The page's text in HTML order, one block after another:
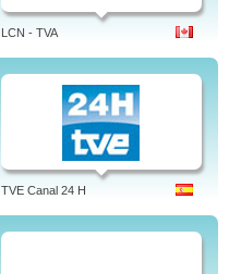
LCN - TVA
TVE Canal 24 H